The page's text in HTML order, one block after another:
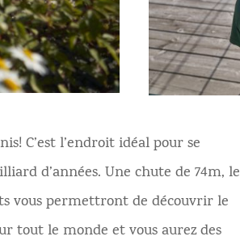
C’est l’endroit idéal pour se
d’années. Une chute de 74m, le
vous permettront de découvrir le
tout le monde et vous aurez des